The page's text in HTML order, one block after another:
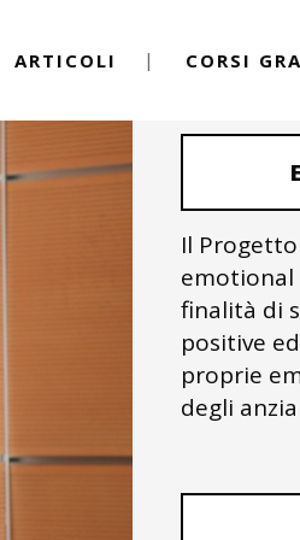
ARTICOLI CORSI
Il Progetto
emotional
finalità di
positive
proprie
degli